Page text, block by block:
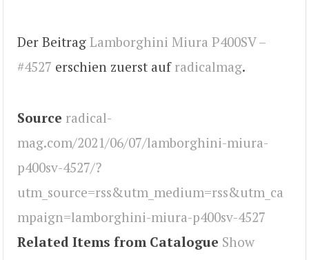
Der Beitrag Lamborghini Miura P400SV –
#4527 erschien zuerst auf radicalmag.
Source radical-
mag.com/2021/06/07/lamborghini-miura-
p400sv-4527/?
utm_source=rss&utm_medium=rss&utm_ca
mpaign=lamborghini-miura-p400sv-4527
Related Items from Catalogue Show